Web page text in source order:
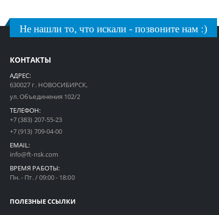
Не нашли то, что искали - позвоните нам :)
КОНТАКТЫ
АДРЕС:
630027 г. НОВОСИБИРСК,
ул. Объединения 102/2
ТЕЛЕФОН:
+7 (383) 207-55-23
+7 (913) 709-04-00
EMAIL:
info@ft-nsk.com
ВРЕМЯ РАБОТЫ:
Пн. - Пт. / 09:00 - 18:00
ПОЛЕЗНЫЕ ССЫЛКИ